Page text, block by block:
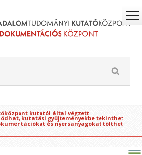
kutatói által végzett
kutatási gyűjteményekbe tekinthet
és nyersanyagokat tölthet